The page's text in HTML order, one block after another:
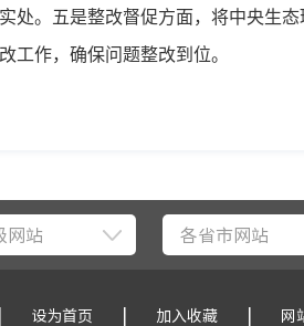
处。五是整改督促方面，将中央生
工作，确保问题整改到位。
网站 各省市网站
| 设为首页 | 加入收藏 | 网